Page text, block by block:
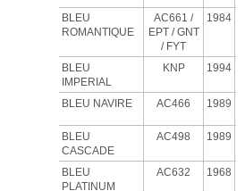
BLEU
ROMANTIQUE
AC661 /
EPT / GNT
/ FYT
1984
BLEU
IMPERIAL
KNP 1994
BLEU NAVIRE AC466 1989
BLEU
CASCADE
AC498 1989
BLEU
PLATINUM
AC632 1968